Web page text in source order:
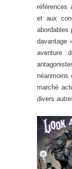
références
et aux
davantage
aventure
néanmoins
marché
divers